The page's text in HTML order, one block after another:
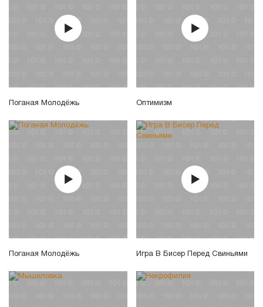
Поганая Молодёжь Оптимизм
Поганая Молодёжь Игра В Бисер Перед Свиньями